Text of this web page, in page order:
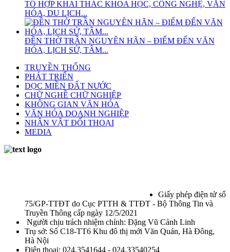
TỔ HỢP KHAI THÁC KHOA HỌC, CÔNG NGHỆ, VĂN
HÓA, DU LỊCH...
ĐỀN THỜ TRẦN NGUYÊN HÃN – ĐIỂM ĐẾN VĂN
HÓA, LỊCH SỬ, TÂM...
TRUYỀN THỐNG
PHÁT TRIỂN
DỌC MIỀN ĐẤT NƯỚC
CHỮ NGHỀ CHỮ NGHIỆP
KHÔNG GIAN VĂN HÓA
VĂN HÓA DOANH NGHIỆP
NHÂN VẬT ĐỐI THOẠI
MEDIA
Giấy phép điện tử số
75/GP-TTĐT do Cục PTTH & TTĐT - Bộ Thông Tin và
Truyền Thông cấp ngày 12/5/2021
Người chịu trách nhiệm chính: Đặng Vũ Cảnh Linh
Trụ sở: Số C18-TT6 Khu đô thị mới Văn Quán, Hà Đông,
Hà Nội
Điện thoại: 024.3541644 - 024.33540254